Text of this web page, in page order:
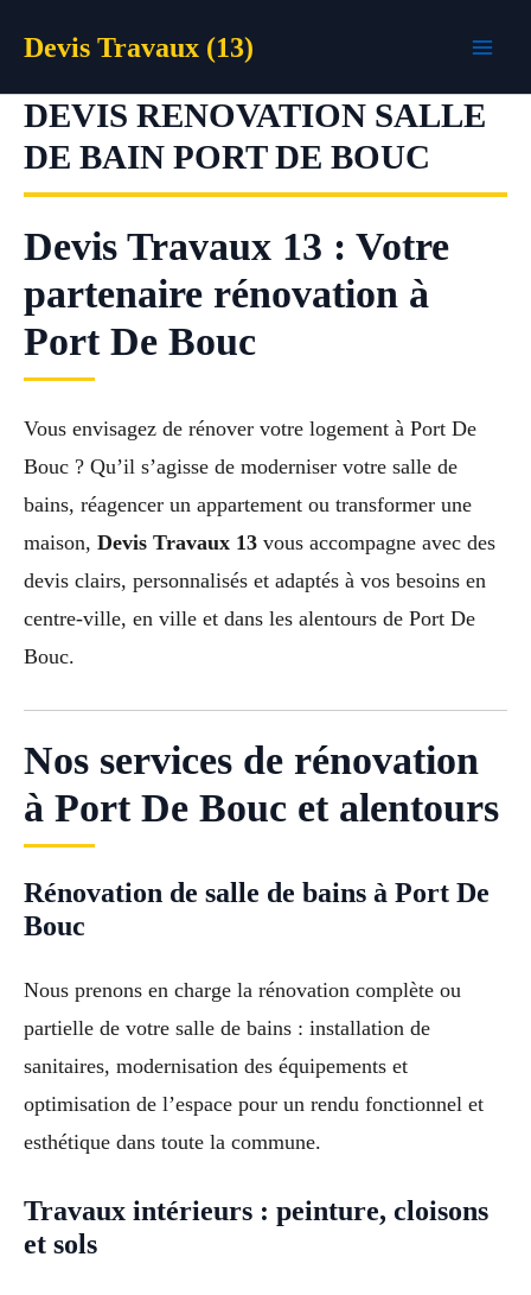
Devis Travaux (13)
DEVIS RENOVATION SALLE
DE BAIN PORT DE BOUC
Devis Travaux 13 : Votre
partenaire rénovation à
Port De Bouc
Vous envisagez de rénover votre logement à Port De
Bouc ? Qu’il s’agisse de moderniser votre salle de
bains, réagencer un appartement ou transformer une
maison, Devis Travaux 13 vous accompagne avec des
devis clairs, personnalisés et adaptés à vos besoins en
centre-ville, en ville et dans les alentours de Port De
Bouc.
Nos services de rénovation
à Port De Bouc et alentours
Rénovation de salle de bains à Port De
Bouc
Nous prenons en charge la rénovation complète ou
partielle de votre salle de bains : installation de
sanitaires, modernisation des équipements et
optimisation de l’espace pour un rendu fonctionnel et
esthétique dans toute la commune.
Travaux intérieurs : peinture, cloisons
et sols